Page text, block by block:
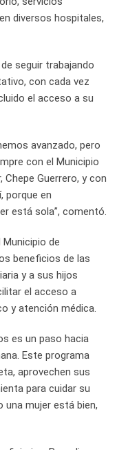
diversos hospitales,
seguir trabajando
con cada vez
el acceso a su
avanzado, pero
con el Municipio
Guerrero, y con
porque en
está sola”, comentó.
de
beneficios de las
y a sus hijos
el acceso a
y atención médica.
es un paso hacia
Este programa
aprovechen sus
para cuidar su
una mujer está bien,